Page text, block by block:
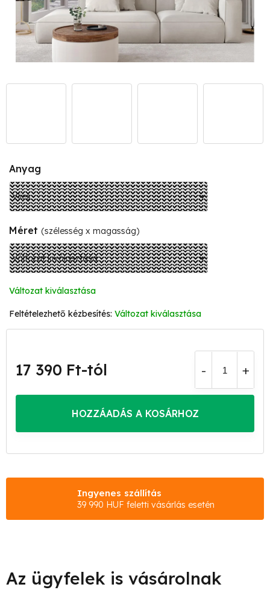
Anyag
Méret (szélesség x magasság)
Változat kiválasztása
Változat kiválasztása
17 390 Ft-tól
HOZZÁADÁS A KOSÁRHOZ
Ingyenes szállítás
39 990 HUF feletti vásárlás esetén